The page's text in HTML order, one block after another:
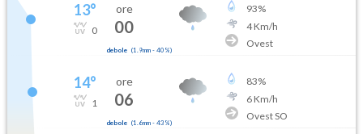
13°
0
ore
00
debole (1.9mm- 40 %)
93%
4Km/h
Ovest
14°
1
ore
06
debole (1.6mm- 43 %)
83%
6Km/h
Ovest SO